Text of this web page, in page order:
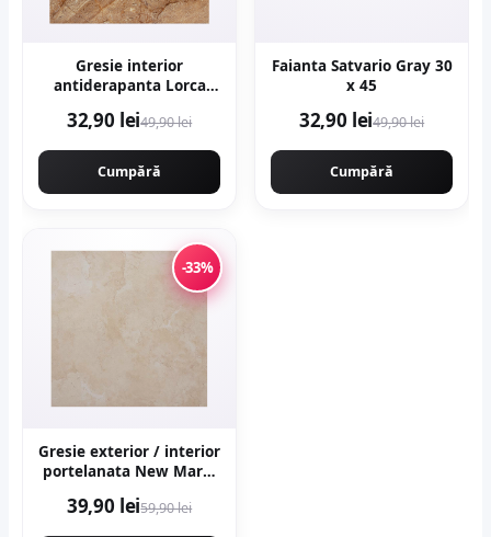
Gresie interior
antiderapanta Lorca
mata tip marmura
32,90 lei49,90 lei
Cumpără
Faianta Satvario Gray 30
x 45
32,90 lei49,90 lei
Cumpără
-33%
Gresie exterior / interior
portelanata New Marfil
lucioasa rectificata tip
39,90 lei59,90 lei